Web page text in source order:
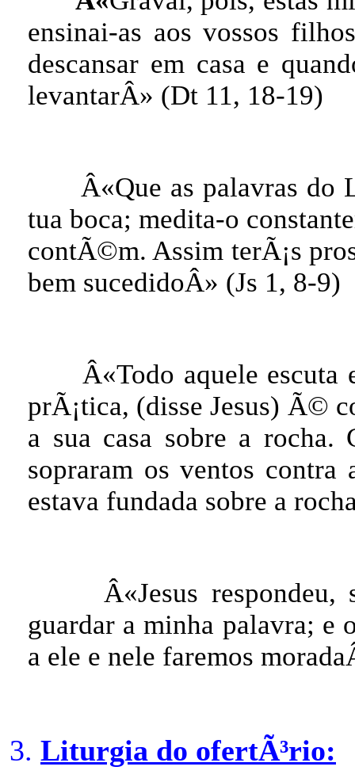
ensinai-as aos vossos
descansar em casa e
levantarÂ» (Dt 11, 18-19)
Â«Que as palavras do
tua boca; medita-o
contÃ©m. Assim terÃ¡s
bem sucedidoÂ» (Js 1, 8-9)
Â«Todo aquele escuta
prÃ¡tica, (disse Jesus) Ã©
a sua casa sobre a rocha.
sopraram os ventos contra
estava fundada sobre a
Â«Jesus
guardar a minha palavra; e
a ele e nele faremos
Liturgia do ofertÃ³rio: